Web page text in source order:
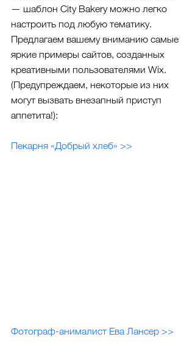
— шаблон City Bakery можно легко
настроить под любую тематику.
Предлагаем вашему вниманию самые
яркие примеры сайтов, созданных
креативными пользователями Wix.
(Предупреждаем, некоторые из них
могут вызвать внезапный приступ
аппетита!):
Пекарня «Добрый хлеб» >>
Фотограф-анималист Ева Лансер >>